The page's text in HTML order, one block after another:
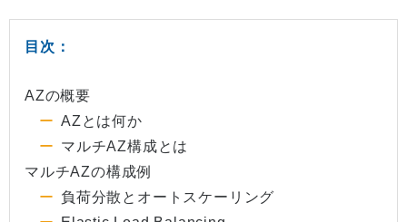
目次：
AZの概要
AZとは何か
マルチAZ構成とは
マルチAZの構成例
負荷分散とオートスケーリング